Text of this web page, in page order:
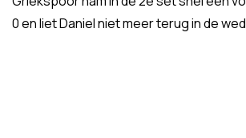
0 en liet Daniel niet meer terug in de